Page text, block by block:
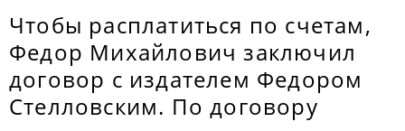
Чтобы расплатиться по счетам,
Федор Михайлович заключил
договор с издателем Федором
Стелловским. По договору